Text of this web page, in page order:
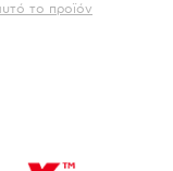
το προϊόν